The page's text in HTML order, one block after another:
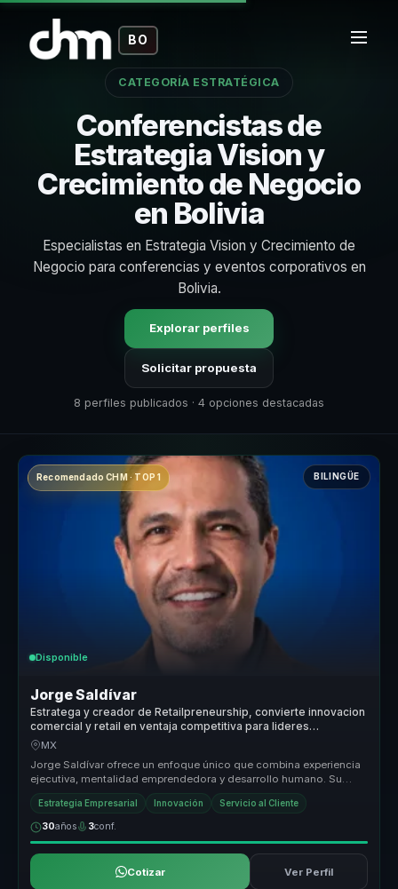
BO
CATEGORÍA ESTRATÉGICA
Conferencistas de
Estrategia Vision y
Crecimiento de Negocio
en Bolivia
Especialistas en Estrategia Vision y Crecimiento de
Negocio para conferencias y eventos corporativos en
Bolivia.
Explorar perfiles
Solicitar propuesta
8 perfiles publicados · 4 opciones destacadas
Recomendado CHM · TOP 1 BILINGÜE
Disponible
Jorge Saldívar
Estratega y creador de Retailpreneurship, convierte innovacion
comercial y retail en ventaja competitiva para lideres
empresariales.
MX
Jorge Saldívar ofrece un enfoque único que combina experiencia
ejecutiva, mentalidad emprendedora y desarrollo humano. Su
metodología Ret...
Estrategia Empresarial Innovación Servicio al Cliente
30años 3conf.
Cotizar Ver Perfil